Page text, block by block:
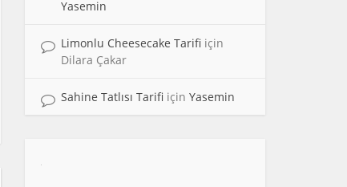
Yasemin
Limonlu Cheesecake Tarifi için
Dilara Çakar
Sahine Tatlısı Tarifi için Yasemin